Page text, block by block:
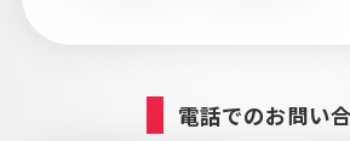
電話でのお問い